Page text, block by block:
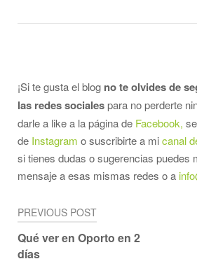
¡Si te gusta el blog no te olvides de
las redes socialespara no perderte
darle a like a la página de Facebook,
de Instagram o suscribirte a micanal
si tienes dudas o sugerencias puedes
mensaje a esas mismas redes o a
Navegación
de
entradas
PREVIOUS POST
Qué ver en Oporto en 2
días